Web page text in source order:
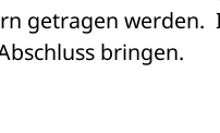
getragen werden.
bringen.